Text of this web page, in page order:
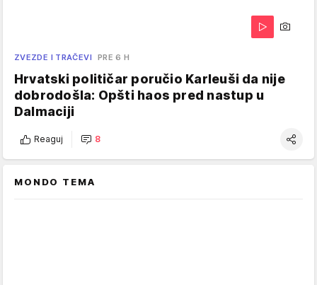
ZVEZDE I TRAČEVI PRE 6 H
Hrvatski političar poručio Karleuši da nije
dobrodošla: Opšti haos pred nastup u
Dalmaciji
Reaguj 8
MONDO TEMA